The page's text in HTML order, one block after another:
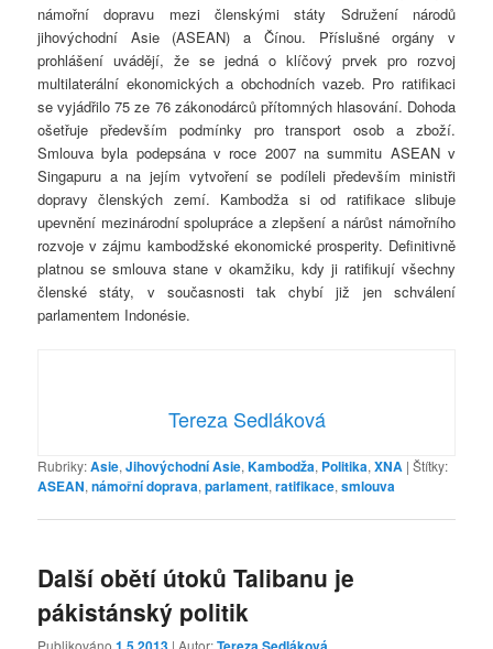
námořní dopravu mezi členskými státy Sdružení národů
jihovýchodní Asie (ASEAN) a Čínou. Příslušné orgány v
prohlášení uvádějí, že se jedná o klíčový prvek pro rozvoj
multilaterální ekonomických a obchodních vazeb. Pro ratifikaci
se vyjádřilo 75 ze 76 zákonodárců přítomných hlasování. Dohoda
ošetřuje především podmínky pro transport osob a zboží.
Smlouva byla podepsána v roce 2007 na summitu ASEAN v
Singapuru a na jejím vytvoření se podíleli především ministři
dopravy členských zemí. Kambodža si od ratifikace slibuje
upevnění mezinárodní spolupráce a zlepšení a nárůst námořního
rozvoje v zájmu kambodžské ekonomické prosperity. Definitivně
platnou se smlouva stane v okamžiku, kdy ji ratifikují všechny
členské státy, v současnosti tak chybí již jen schválení
parlamentem Indonésie.
Tereza Sedláková
Rubriky:Asie,Jihovýchodní Asie,Kambodža, Politika,XNA |Štítky:
ASEAN,námořní doprava,parlament,ratifikace,smlouva
Další obětí útoků Talibanu je
pákistánský politik
Publikováno | Autor: